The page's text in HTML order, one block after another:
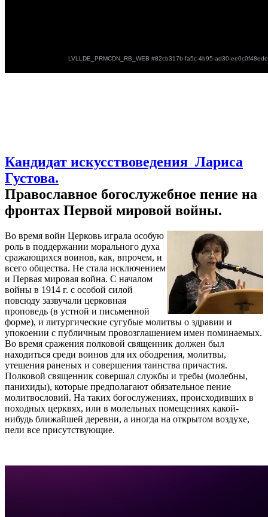
Кандидат искусствоведения Лариса
Густова.
Православное богослужебное пение на
фронтах Первой мировой войны.
Во время войн Церковь играла особую
роль в поддержании морального духа
сражающихся воинов, как, впрочем, и
всего общества. Не стала исключением
и Первая мировая война. С началом
войны в 1914 г. с особой силой
повсюду зазвучали церковная
проповедь (в устной и письменной
форме), и литургические сугубые молитвы о здравии и
упокоении с публичным провозглашением имен поминаемых.
Во время сражения полковой священник должен был
находиться среди воинов для их ободрения, молитвы,
утешения раненых и совершения таинства причастия.
Полковой священник совершал службы и требы (молебны,
панихиды), которые предполагают обязательное пение
молитвословий. На таких богослужениях, происходивших в
походных церквях, или в молельных помещениях какой-
нибудь ближайшей деревни, а иногда на открытом воздухе,
пели все присутствующие.